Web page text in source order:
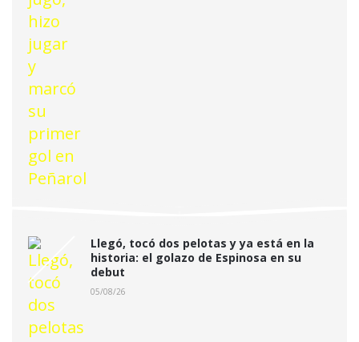
Llegó, tocó dos pelotas y ya está en la
historia: el golazo de Espinosa en su
debut
05/08/26